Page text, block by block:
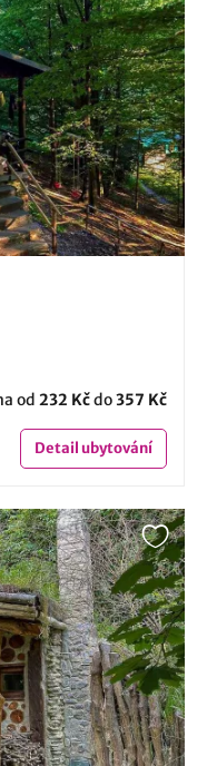
od 232 Kčdo357 Kč
Detailubytování